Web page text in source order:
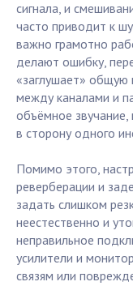
сигнала, и
часто приводит к
важно грамотно
делают ошибку,
«заглушает» общую
между каналами и
объёмное звучание,
в сторону одного
Помимо этого,
реверберации и
задать слишком
неестественно и
неправильное
усилители и
связям или